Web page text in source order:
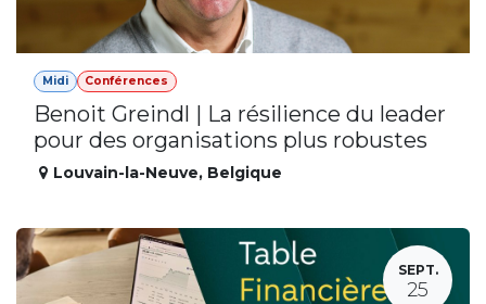
Midi Conférences
Benoit Greindl | La résilience du leader
pour des organisations plus robustes
Louvain-la-Neuve, Belgique
SEPT.
25